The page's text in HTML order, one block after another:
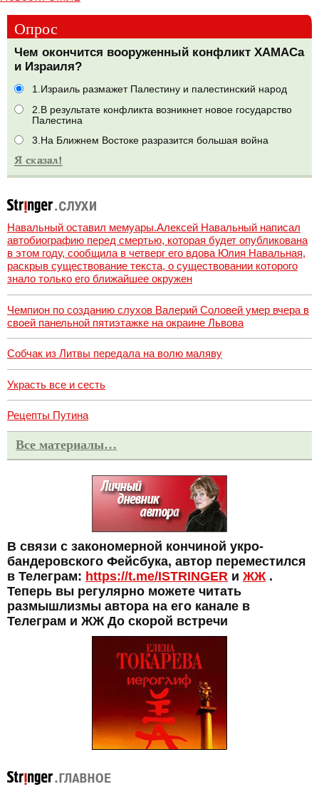
Опрос
Чем окончится вооруженный конфликт ХАМАСа
и Израиля?
1.Израиль размажет Палестину и палестинский народ
2.В результате конфликта возникнет новое государство
Палестина
3.На Ближнем Востоке разразится большая война
Навальный оставил мемуары.Алексей Навальный написал
автобиографию перед смертью, которая будет опубликована
в этом году, сообщила в четверг его вдова Юлия Навальная,
раскрыв существование текста, о существовании которого
знало только его ближайшее окружен
Чемпион по созданию слухов Валерий Соловей умер вчера в
своей панельной пятиэтажке на окраине Львова
Собчак из Литвы передала на волю маляву
Украсть все и сесть
Рецепты Путина
Все материалы…
В связи с закономерной кончиной укро-
бандеровского Фейсбука, автор переместился
в Телеграм: https://t.me/ISTRINGER и ЖЖ .
Теперь вы регулярно можете читать
размышлизмы автора на его канале в
Телеграм и ЖЖ До скорой встречи